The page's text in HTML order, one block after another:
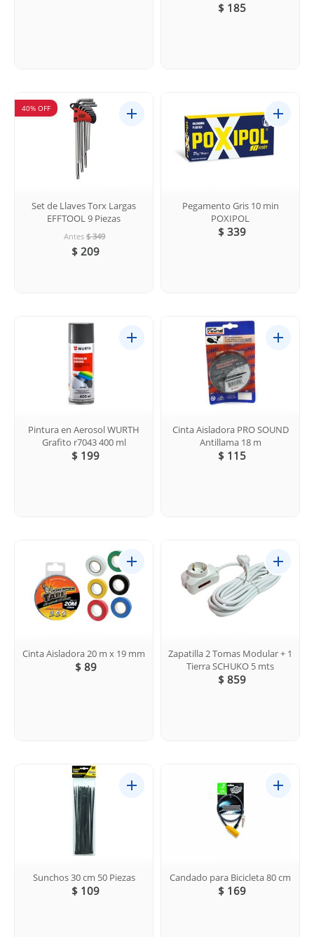
$ 185
40% OFF
Set de Llaves Torx Largas
EFFTOOL 9 Piezas
Antes $ 349
$ 209
Pegamento Gris 10 min
POXIPOL
$ 339
Pintura en Aerosol WURTH
Grafito r7043 400 ml
$ 199
Cinta Aisladora PRO SOUND
Antillama 18 m
$ 115
Cinta Aisladora 20 m x 19 mm
$ 89
Zapatilla 2 Tomas Modular + 1
Tierra SCHUKO 5 mts
$ 859
Sunchos 30 cm 50 Piezas
$ 109
Candado para Bicicleta 80 cm
$ 169